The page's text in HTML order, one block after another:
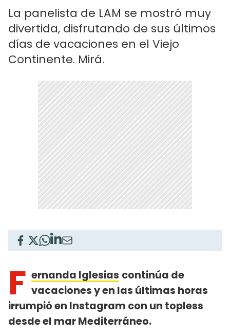
La panelista de LAM se mostró muy
divertida, disfrutando de sus últimos
días de vacaciones en el Viejo
Continente. Mirá.
F ernanda Iglesias continúa de
vacaciones y en las últimas horas
irrumpió en Instagram con un topless
desde el mar Mediterráneo.